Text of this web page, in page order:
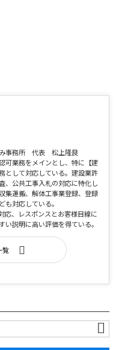
事務所 代表 松上隆良
可業務をメインとし、特に【建
として対応している。建設業許
、公共工事入札の対応に特化し
集運搬、解体工事業登録、登録
も対応している。
応、レスポンスとお客様目線に
い説明に高い評価を得ている。
覧